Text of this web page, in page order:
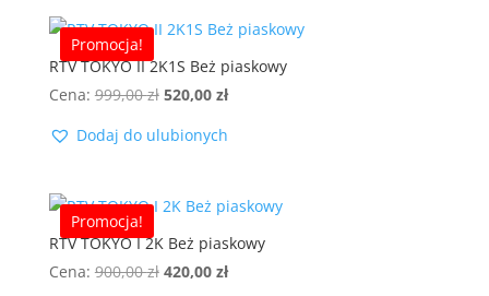
Promocja!
RTV TOKYO II 2K1S Beż piaskowy
Cena: 999,00zł Pierwotna
wynosiła:
520,00 złAktualna
wynosi:
Dodaj do ulubionych
Promocja!
RTV TOKYO I 2K Beż piaskowy
Cena: 900,00zł Pierwotna
420,00 złAktualna